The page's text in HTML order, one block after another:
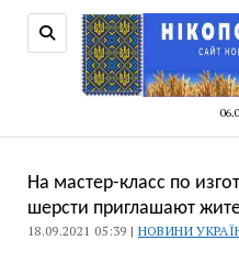
На мастер-класс по
шерсти приглашают
18.09.2021 05:39 | НОВИНИ